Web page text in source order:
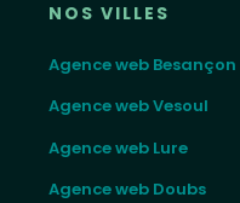
NOS VILLES
Agence web Besançon
Agence web Vesoul
Agence web Lure
Agence web Doubs